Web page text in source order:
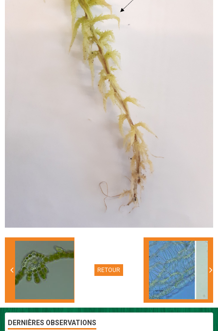
RETOUR
DERNIÈRES OBSERVATIONS